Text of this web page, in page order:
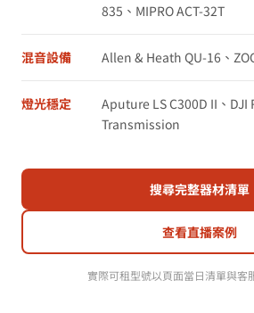
835、MIPRO ACT-32T
混音設備 Allen & Heath QU-16、
燈光穩定
Aputure LS C300D II、DJI
Transmission
搜尋完整器材清單
查看直播案例
實際可租型號以頁面當日清單與客